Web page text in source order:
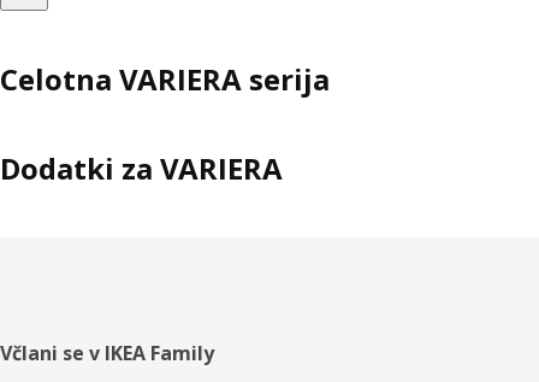
Celotna VARIERA serija
Dodatki za VARIERA
Noga
Včlani se v IKEA Family